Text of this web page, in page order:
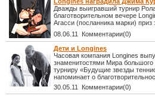
Дважды выигравший турнир
благотворительном вечере
Агасси (посланника марки) приз
08.06.11 Комментарии(0)
Дети и Longines
Часовая компания Longines
знаменитостями Мира
турниру «Будущие звезды
напоминает о
30.05.11 Комментарии(0)